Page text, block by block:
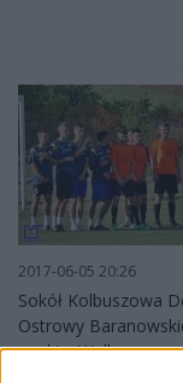
2017-06-05 20:26
Sokół Kolbuszowa
Ostrowy
punkty. Walka o